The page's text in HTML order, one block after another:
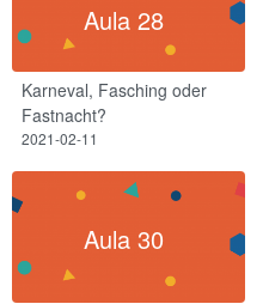
Aula 28
Karneval, Fasching oder
Fastnacht?​
2021-02-11
Aula 30